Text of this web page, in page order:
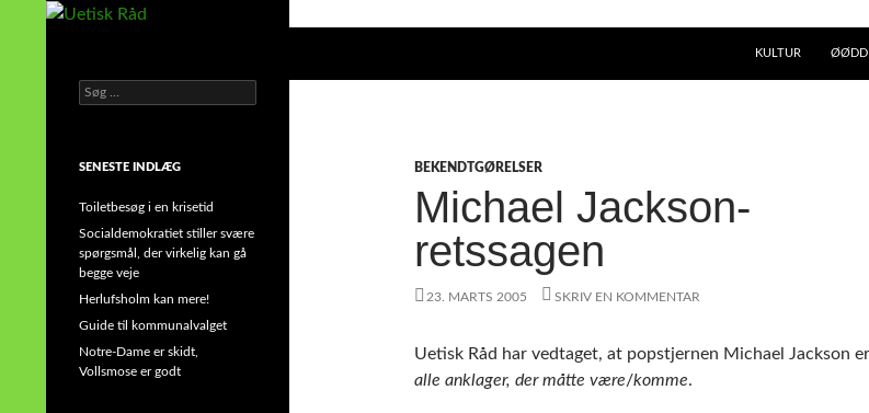
KULTUR
BEKENDTGØRELSER
Michael Jackson-
retssagen
23. MARTS 2005 SKRIV EN KOMMENTAR
Uetisk Råd har vedtaget, at popstjernen Michael Jackson er
alle anklager, der måtte være/komme.
din stemme i et sygt, sygt samfund!
Søg
efter:
SENESTE INDLÆG
Toiletbesøg i en krisetid
Socialdemokratiet stiller svære
spørgsmål, der virkelig kan gå
begge veje
Herlufsholm kan mere!
Guide til kommunalvalget
Notre-Dame er skidt,
Vollsmose er godt